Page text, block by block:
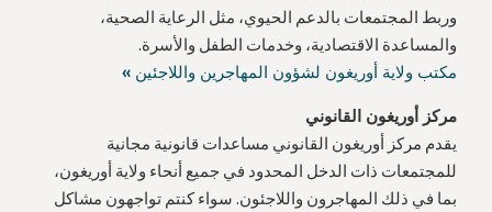
وربط المجتمعات بالدعم الحيوي، مثل الرعاية الصحية،
والمساعدة الاقتصادية، وخدمات الطفل والأسرة.
مكتب ولاية أوريغون لشؤون المهاجرين واللاجئين »
مركز أوريغون القانوني
يقدم مركز أوريغون القانوني مساعدات قانونية مجانية
للمجتمعات ذات الدخل المحدود في جميع أنحاء ولاية أوريغون،
بما في ذلك المهاجرون واللاجئون. سواء كنتم تواجهون مشاكل